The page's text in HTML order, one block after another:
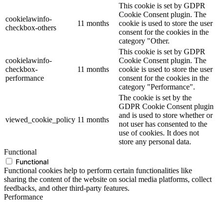
cookielawinfo-
checkbox-others
11 months
This cookie is set by GDPR
Cookie Consent plugin. The
cookie is used to store the user
consent for the cookies in the
category "Other.
cookielawinfo-
checkbox-
performance
11 months
This cookie is set by GDPR
Cookie Consent plugin. The
cookie is used to store the user
consent for the cookies in the
category "Performance".
viewed_cookie_policy 11 months
The cookie is set by the
GDPR Cookie Consent plugin
and is used to store whether or
not user has consented to the
use of cookies. It does not
store any personal data.
Functional
Functional
Functional cookies help to perform certain functionalities like
sharing the content of the website on social media platforms, collect
feedbacks, and other third-party features.
Performance